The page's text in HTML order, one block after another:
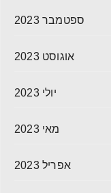
ספטמבר 2023
אוגוסט 2023
יולי 2023
מאי 2023
אפריל 2023